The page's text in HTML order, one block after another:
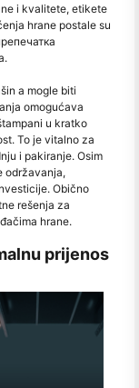
i kvalitete, etikete
hrane postale su
a mogle biti
omogućava
u kratko
To je vitalno za
i pakiranje. Osim
održavanja,
Obično
rešenja za
hrane.
prijenos